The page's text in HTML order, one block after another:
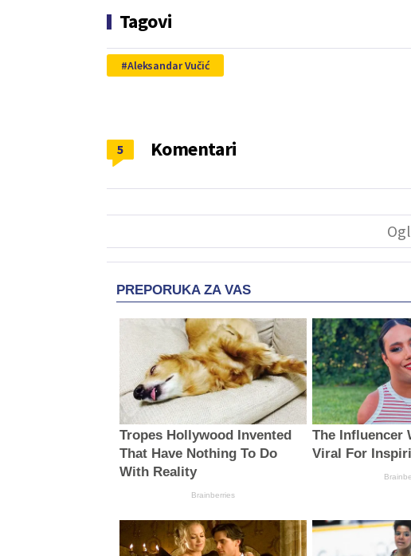
Tagovi
Aleksandar Vučić
Komentari
5
PREPORUKA ZA VAS
Tropes Hollywood Invented
That Have Nothing To Do
With Reality
Brainberries
The Influencer
Viral For